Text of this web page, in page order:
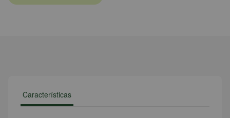
Características